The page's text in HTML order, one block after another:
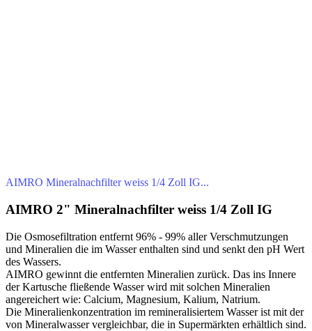
AIMRO Mineralnachfilter weiss 1/4 Zoll IG...
AIMRO 2" Mineralnachfilter weiss 1/4 Zoll IG
Die Osmosefiltration entfernt 96% - 99% aller Verschmutzungen
und Mineralien die im Wasser enthalten sind und senkt den pH Wert
des Wassers.
AIMRO gewinnt die entfernten Mineralien zurück. Das ins Innere
der Kartusche fließende Wasser wird mit solchen Mineralien
angereichert wie: Calcium, Magnesium, Kalium, Natrium.
Die Mineralienkonzentration im remineralisiertem Wasser ist mit der
von Mineralwasser vergleichbar, die in Supermärkten erhältlich sind.